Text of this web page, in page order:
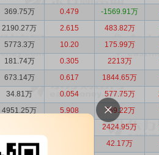
369.75万 0.479 -1569.91万
2190.27万 2.615 483.82万
5773.3万 10.20 175.99万
181.74万 0.305 2213万
673.14万 0.617 1844.65万
34.81万 0.054 577.75万
4951.25万 5.908 769.22万
2424.95万
1437.5万 42.17万